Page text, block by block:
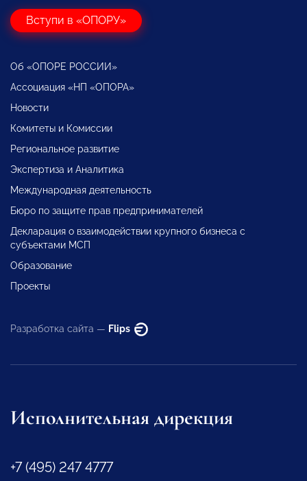
Вступи в «ОПОРУ»
Об «ОПОРЕ РОССИИ»
Ассоциация «НП «ОПОРА»
Новости
Комитеты и Комиссии
Региональное развитие
Экспертиза и Аналитика
Международная деятельность
Бюро по защите прав предпринимателей
Декларация о взаимодействии крупного бизнеса с
субъектами МСП
Образование
Проекты
Разработка сайта — Flips
Исполнительная дирекция
+7 (495) 247 4777